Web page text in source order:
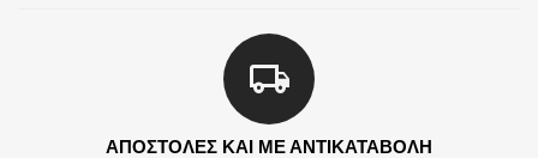
ΑΠΟΣΤΟΛΕΣ ΚΑΙ ΜΕ ΑΝΤΙΚΑΤΑΒΟΛΗ